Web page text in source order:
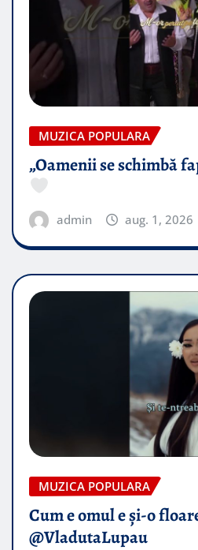
MUZICA POPULARA
„Oamenii se schimbă
admin aug. 1, 2026
MUZICA POPULARA
Cum e omul e și-o
@VladutaLupau